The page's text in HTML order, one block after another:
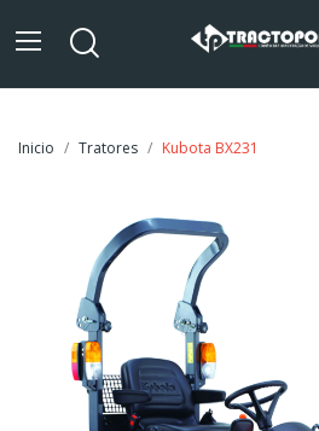
Inicio Tratores Kubota BX231